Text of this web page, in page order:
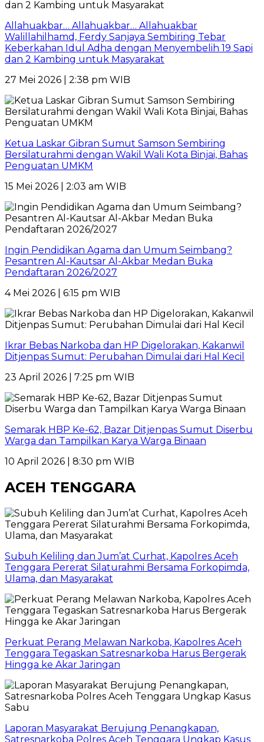
Allahuakbar… Allahuakbar… Allahuakbar
Walillahilhamd, Ferdy Sanjaya Sembiring Tebar
Keberkahan Idul Adha dengan Menyembelih 19 Sapi
dan 2 Kambing untuk Masyarakat
27 Mei 2026 | 2:38 pm WIB
Ketua Laskar Gibran Sumut Samson Sembiring
Bersilaturahmi dengan Wakil Wali Kota Binjai, Bahas
Penguatan UMKM
15 Mei 2026 | 2:03 am WIB
Ingin Pendidikan Agama dan Umum Seimbang?
Pesantren Al-Kautsar Al-Akbar Medan Buka
Pendaftaran 2026/2027
4 Mei 2026 | 6:15 pm WIB
Ikrar Bebas Narkoba dan HP Digelorakan, Kakanwil
Ditjenpas Sumut: Perubahan Dimulai dari Hal Kecil
23 April 2026 | 7:25 pm WIB
Semarak HBP Ke-62, Bazar Ditjenpas Sumut Diserbu
Warga dan Tampilkan Karya Warga Binaan
10 April 2026 | 8:30 pm WIB
ACEH TENGGARA
Subuh Keliling dan Jum’at Curhat, Kapolres Aceh
Tenggara Pererat Silaturahmi Bersama Forkopimda,
Ulama, dan Masyarakat
Perkuat Perang Melawan Narkoba, Kapolres Aceh
Tenggara Tegaskan Satresnarkoba Harus Bergerak
Hingga ke Akar Jaringan
Laporan Masyarakat Berujung Penangkapan,
Satresnarkoba Polres Aceh Tenggara Ungkap Kasus